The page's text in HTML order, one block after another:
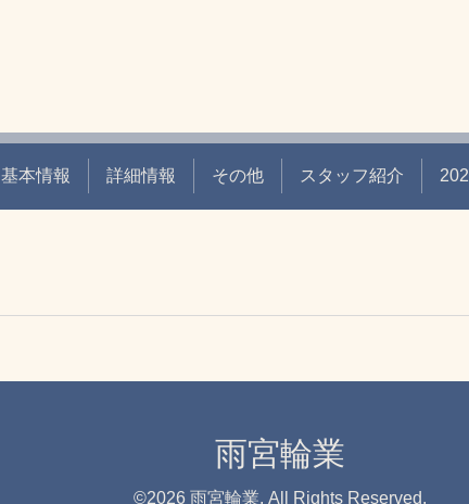
基本情報 詳細情報 その他 スタッフ紹介
雨宮輪業
©2026 雨宮輪業. All Rights Reserved.